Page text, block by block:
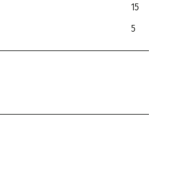
15
5